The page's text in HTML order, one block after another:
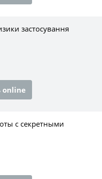
застосування
online
с секретными